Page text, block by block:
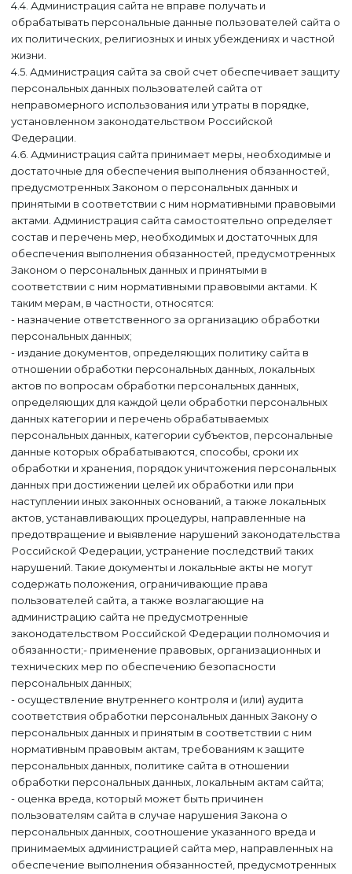
4.4. Администрация сайта не вправе получать и
обрабатывать персональные данные пользователей сайта о
их политических, религиозных и иных убеждениях и частной
жизни.
4.5. Администрация сайта за свой счет обеспечивает защиту
персональных данных пользователей сайта от
неправомерного использования или утраты в порядке,
установленном законодательством Российской
Федерации.
4.6. Администрация сайта принимает меры, необходимые и
достаточные для обеспечения выполнения обязанностей,
предусмотренных Законом о персональных данных и
принятыми в соответствии с ним нормативными правовыми
актами. Администрация сайта самостоятельно определяет
состав и перечень мер, необходимых и достаточных для
обеспечения выполнения обязанностей, предусмотренных
Законом о персональных данных и принятыми в
соответствии с ним нормативными правовыми актами. К
таким мерам, в частности, относятся:
- назначение ответственного за организацию обработки
персональных данных;
- издание документов, определяющих политику сайта в
отношении обработки персональных данных, локальных
актов по вопросам обработки персональных данных,
определяющих для каждой цели обработки персональных
данных категории и перечень обрабатываемых
персональных данных, категории субъектов, персональные
данные которых обрабатываются, способы, сроки их
обработки и хранения, порядок уничтожения персональных
данных при достижении целей их обработки или при
наступлении иных законных оснований, а также локальных
актов, устанавливающих процедуры, направленные на
предотвращение и выявление нарушений законодательства
Российской Федерации, устранение последствий таких
нарушений. Такие документы и локальные акты не могут
содержать положения, ограничивающие права
пользователей сайта, а также возлагающие на
администрацию сайта не предусмотренные
законодательством Российской Федерации полномочия и
обязанности;- применение правовых, организационных и
технических мер по обеспечению безопасности
персональных данных;
- осуществление внутреннего контроля и (или) аудита
соответствия обработки персональных данных Закону о
персональных данных и принятым в соответствии с ним
нормативным правовым актам, требованиям к защите
персональных данных, политике сайта в отношении
обработки персональных данных, локальным актам сайта;
- оценка вреда, который может быть причинен
пользователям сайта в случае нарушения Закона о
персональных данных, соотношение указанного вреда и
принимаемых администрацией сайта мер, направленных на
обеспечение выполнения обязанностей, предусмотренных